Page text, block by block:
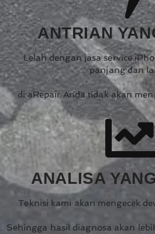
ANTRIAN
Lelah dengan jasa service
panjang dan
di aRepair Anda tidak akan
ANALISA
Teknisi kami akan mengecek
Sehingga hasil diagnosa akan